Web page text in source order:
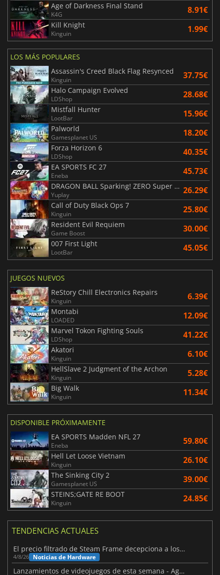
Age of Darkness Final Stand
K4G 8.91€
Kill Knight
Kinguin 1.99€
LOS MÁS POPULARES
Assassin's Creed Black Flag Resynced
Kinguin 37.75€
Halo Campaign Evolved
LDShop 28.68€
Mistfall Hunter
LootBar 15.96€
Palworld
Gamesplanet US 18.20€
Forza Horizon 6
LDShop 40.35€
EA SPORTS FC 27
Eneba 45.73€
DRAGON BALL Sparking! ZERO Super Limit Breaking NEO
Yuplay 26.29€
Call of Duty Black Ops 7
Kinguin 25.80€
Resident Evil Requiem
Game Boost 30.00€
007 First Light
LootBar 45.05€
JUEGOS NUEVOS
ReStory Chill Electronics Repairs
Kinguin 6.39€
Montabi
LOADED 12.09€
Marvel Tokon Fighting Souls
LDShop 41.22€
Akatori
Kinguin 6.10€
HellSlave 2 Judgment of the Archon
Kinguin 5.28€
Big Walk
Kinguin 11.34€
DISPONIBLE PRÓXIMAMENTE
EA SPORTS Madden NFL 27
Eneba 59.80€
Hell Let Loose Vietnam
Kinguin 26.10€
The Sinking City 2
Gamesplanet US 39.00€
STEINS;GATE RE BOOT
Kinguin 24.85€
TENDENCIAS ACTUALES
El precio filtrado de Steam Frame decepciona a los usuarios
4/8/26 Noticias de Hardware
Lanzamientos de videojuegos de esta semana - Agosto de 2026 (semana 32)